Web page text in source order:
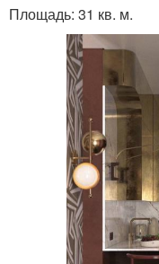
Площадь: 31 кв. м.